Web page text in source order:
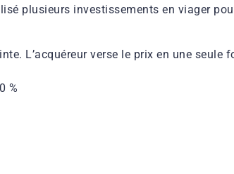
plusieurs investissements en viager
L’acquéreur verse le prix en une seule
%